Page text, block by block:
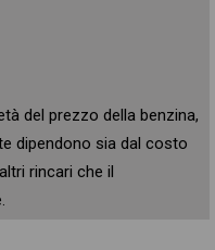
del prezzo della benzina,
dipendono sia dal costo
rincari che il